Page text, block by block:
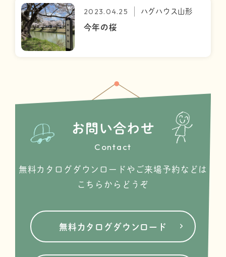
2023.04.25 ハグハウス山形
今年の桜
お問い合わせ
Contact
無料カタログダウンロードやご来場予約などは
こちらからどうぞ
無料カタログダウンロード